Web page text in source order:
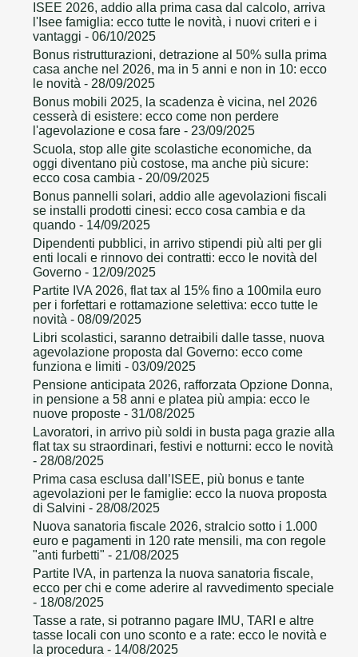
ISEE 2026, addio alla prima casa dal calcolo, arriva
l'Isee famiglia: ecco tutte le novità, i nuovi criteri e i
vantaggi - 06/10/2025
Bonus ristrutturazioni, detrazione al 50% sulla prima
casa anche nel 2026, ma in 5 anni e non in 10: ecco
le novità - 28/09/2025
Bonus mobili 2025, la scadenza è vicina, nel 2026
cesserà di esistere: ecco come non perdere
l'agevolazione e cosa fare - 23/09/2025
Scuola, stop alle gite scolastiche economiche, da
oggi diventano più costose, ma anche più sicure:
ecco cosa cambia - 20/09/2025
Bonus pannelli solari, addio alle agevolazioni fiscali
se installi prodotti cinesi: ecco cosa cambia e da
quando - 14/09/2025
Dipendenti pubblici, in arrivo stipendi più alti per gli
enti locali e rinnovo dei contratti: ecco le novità del
Governo - 12/09/2025
Partite IVA 2026, flat tax al 15% fino a 100mila euro
per i forfettari e rottamazione selettiva: ecco tutte le
novità - 08/09/2025
Libri scolastici, saranno detraibili dalle tasse, nuova
agevolazione proposta dal Governo: ecco come
funziona e limiti - 03/09/2025
Pensione anticipata 2026, rafforzata Opzione Donna,
in pensione a 58 anni e platea più ampia: ecco le
nuove proposte - 31/08/2025
Lavoratori, in arrivo più soldi in busta paga grazie alla
flat tax su straordinari, festivi e notturni: ecco le novità
- 28/08/2025
Prima casa esclusa dall’ISEE, più bonus e tante
agevolazioni per le famiglie: ecco la nuova proposta
di Salvini - 28/08/2025
Nuova sanatoria fiscale 2026, stralcio sotto i 1.000
euro e pagamenti in 120 rate mensili, ma con regole
"anti furbetti" - 21/08/2025
Partite IVA, in partenza la nuova sanatoria fiscale,
ecco per chi e come aderire al ravvedimento speciale
- 18/08/2025
Tasse a rate, si potranno pagare IMU, TARI e altre
tasse locali con uno sconto e a rate: ecco le novità e
la procedura - 14/08/2025